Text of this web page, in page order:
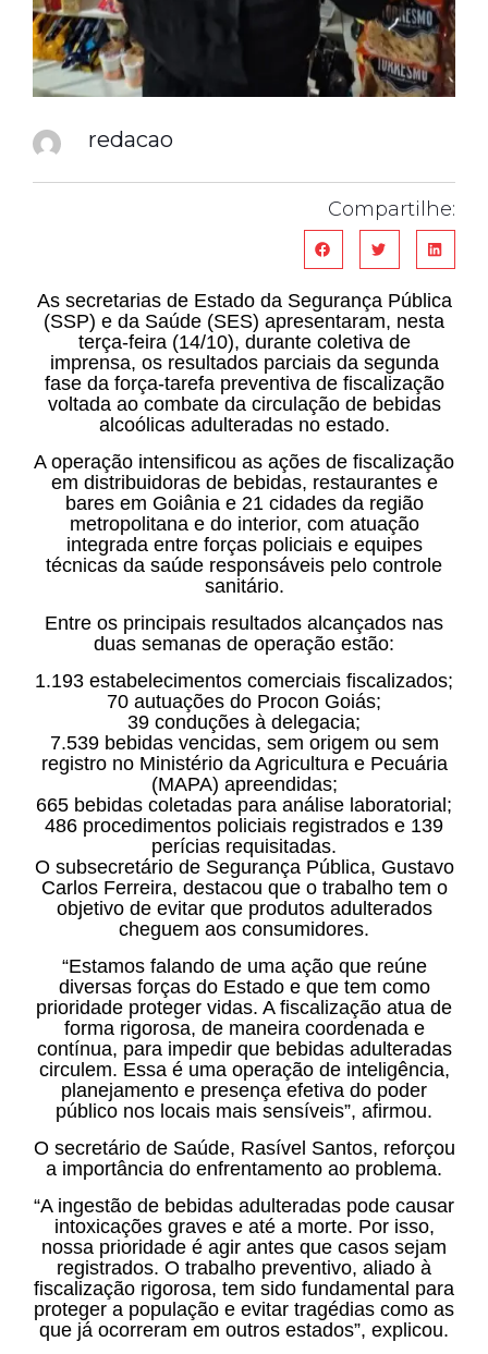
redacao
Compartilhe:
As secretarias de Estado da Segurança Pública
(SSP) e da Saúde (SES) apresentaram, nesta
terça-feira (14/10), durante coletiva de
imprensa, os resultados parciais da segunda
fase da força-tarefa preventiva de fiscalização
voltada ao combate da circulação de bebidas
alcoólicas adulteradas no estado.
A operação intensificou as ações de fiscalização
em distribuidoras de bebidas, restaurantes e
bares em Goiânia e 21 cidades da região
metropolitana e do interior, com atuação
integrada entre forças policiais e equipes
técnicas da saúde responsáveis pelo controle
sanitário.
Entre os principais resultados alcançados nas
duas semanas de operação estão:
1.193 estabelecimentos comerciais fiscalizados;
70 autuações do Procon Goiás;
39 conduções à delegacia;
7.539 bebidas vencidas, sem origem ou sem
registro no Ministério da Agricultura e Pecuária
(MAPA) apreendidas;
665 bebidas coletadas para análise laboratorial;
486 procedimentos policiais registrados e 139
perícias requisitadas.
O subsecretário de Segurança Pública, Gustavo
Carlos Ferreira, destacou que o trabalho tem o
objetivo de evitar que produtos adulterados
cheguem aos consumidores.
“Estamos falando de uma ação que reúne
diversas forças do Estado e que tem como
prioridade proteger vidas. A fiscalização atua de
forma rigorosa, de maneira coordenada e
contínua, para impedir que bebidas adulteradas
circulem. Essa é uma operação de inteligência,
planejamento e presença efetiva do poder
público nos locais mais sensíveis”, afirmou.
O secretário de Saúde, Rasível Santos, reforçou
a importância do enfrentamento ao problema.
“A ingestão de bebidas adulteradas pode causar
intoxicações graves e até a morte. Por isso,
nossa prioridade é agir antes que casos sejam
registrados. O trabalho preventivo, aliado à
fiscalização rigorosa, tem sido fundamental para
proteger a população e evitar tragédias como as
que já ocorreram em outros estados”, explicou.